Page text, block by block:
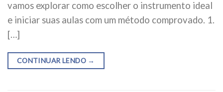
vamos explorar como escolher o instrumento ideal
e iniciar suas aulas com um método comprovado. 1.
[…]
CONTINUAR LENDO →